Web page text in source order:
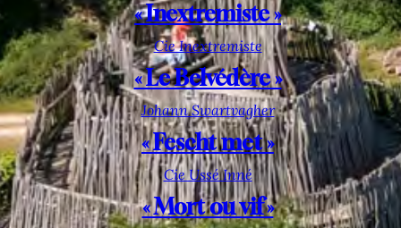
« Inextremiste »
Cie Inextremiste
« Le Belvédère »
Johann Swartvagher
« Fescht met »
Cie Ussé Inné
« Mort ou vif »